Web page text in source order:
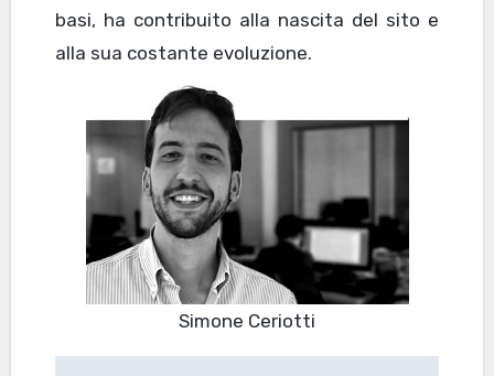
basi, ha contribuito alla nascita del sito e
alla sua costante evoluzione.
Simone Ceriotti